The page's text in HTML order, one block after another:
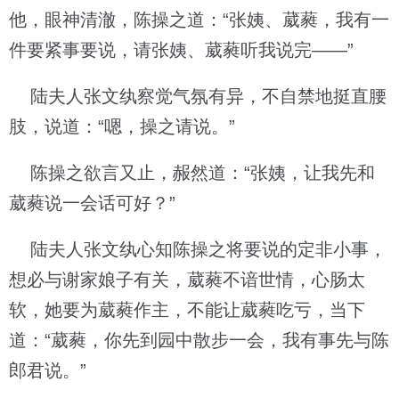
他，眼神清澈，陈操之道：“张姨、葳蕤，我有一
件要紧事要说，请张姨、葳蕤听我说完——”
陆夫人张文纨察觉气氛有异，不自禁地挺直腰
肢，说道：“嗯，操之请说。”
陈操之欲言又止，赧然道：“张姨，让我先和
葳蕤说一会话可好？”
陆夫人张文纨心知陈操之将要说的定非小事，
想必与谢家娘子有关，葳蕤不谙世情，心肠太
软，她要为葳蕤作主，不能让葳蕤吃亏，当下
道：“葳蕤，你先到园中散步一会，我有事先与陈
郎君说。”